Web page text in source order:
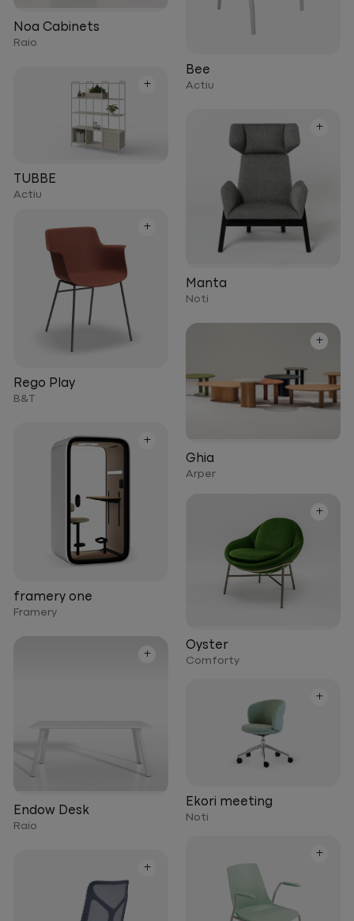
Noa Cabinets
Raio
Bee
Actiu
+
TUBBE
Actiu
+
Manta
Noti
+
Rego Play
B&T
+
Ghia
Arper
+
framery one
Framery
+
Oyster
Comforty
+
Endow Desk
Raio
+
Ekori meeting
Noti
+
+